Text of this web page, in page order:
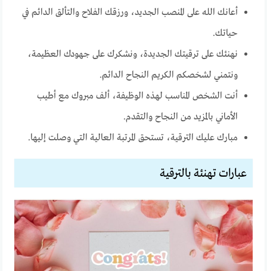
أعانك الله على المنصب الجديد، ورزقك الفلاح والتألق الدائم في
حياتك.
نهنئك على ترقيتك الجديدة، ونشكرك على جهودك العظيمة،
ونتمني لشخصكم الكريم النجاح الدائم.
أنت الشخص المناسب لهذه الوظيفة، ألف مبروك مع أطيب
الأماني بالمزيد من النجاح والتقدم.
مبارك عليك الترقية، تستحق المرتبة العالية التي وصلت إليها.
عبارات تهنئة بالترقية